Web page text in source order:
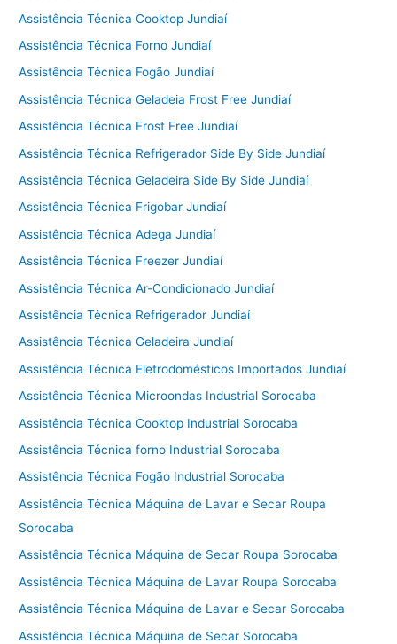
Assistência Técnica Cooktop Jundiaí
Assistência Técnica Forno Jundiaí
Assistência Técnica Fogão Jundiaí
Assistência Técnica Geladeia Frost Free Jundiaí
Assistência Técnica Frost Free Jundiaí
Assistência Técnica Refrigerador Side By Side Jundiaí
Assistência Técnica Geladeira Side By Side Jundiaí
Assistência Técnica Frigobar Jundiaí
Assistência Técnica Adega Jundiaí
Assistência Técnica Freezer Jundiaí
Assistência Técnica Ar-Condicionado Jundiaí
Assistência Técnica Refrigerador Jundiaí
Assistência Técnica Geladeira Jundiaí
Assistência Técnica Eletrodomésticos Importados Jundiaí
Assistência Técnica Microondas Industrial Sorocaba
Assistência Técnica Cooktop Industrial Sorocaba
Assistência Técnica forno Industrial Sorocaba
Assistência Técnica Fogão Industrial Sorocaba
Assistência Técnica Máquina de Lavar e Secar Roupa
Sorocaba
Assistência Técnica Máquina de Secar Roupa Sorocaba
Assistência Técnica Máquina de Lavar Roupa Sorocaba
Assistência Técnica Máquina de Lavar e Secar Sorocaba
Assistência Técnica Máquina de Secar Sorocaba